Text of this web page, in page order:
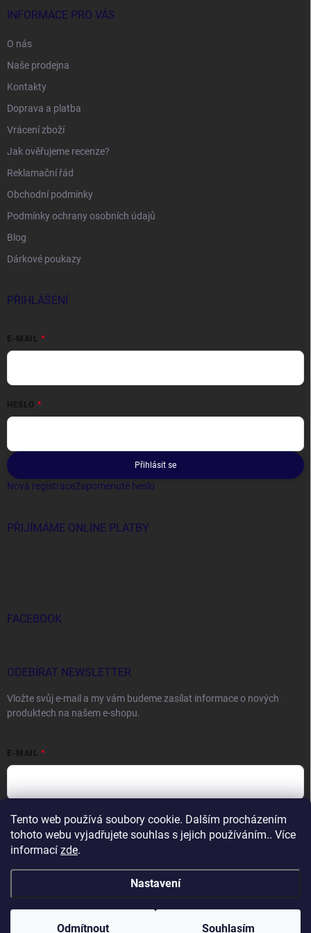
Tento web používá soubory cookie. Dalším procházením
tohoto webu vyjadřujete souhlas s jejich používáním.. Více
informací zde.
Nastavení
Odmítnout Souhlasím
INFORMACE PRO VÁS
O nás
Naše prodejna
Kontakty
Doprava a platba
Vrácení zboží
Jak ověřujeme recenze?
Reklamační řád
Obchodní podmínky
Podmínky ochrany osobních údajů
Blog
Dárkové poukazy
PŘIHLÁŠENÍ
E-MAIL
HESLO
Přihlásit se
Nová registraceZapomenuté heslo
PŘIJÍMÁME ONLINE PLATBY
FACEBOOK
ODEBÍRAT NEWSLETTER
Vložte svůj e-mail a my vám budeme zasílat informace o nových
produktech na našem e-shopu.
E-MAIL
Vložením e-mailu souhlasíte spodmínkami ochrany osobních údajů
Přihlásit se
Copyright 2026DOCTORFISHING.CZ. Všechna práva vyhrazena.